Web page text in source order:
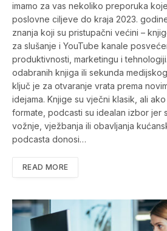
imamo za vas nekoliko preporuka
poslovne ciljeve do kraja 2023.
znanja koji su pristupačni većini –
za slušanje i YouTube kanale
produktivnosti, marketingu i
odabranih knjiga ili sekunda
ključ je za otvaranje vrata prema
idejama. Knjige su vječni klasik, ali
formate, podcasti su idealan izbor jer
vožnje, vježbanja ili obavljanja
podcasta donosi…
READ MORE